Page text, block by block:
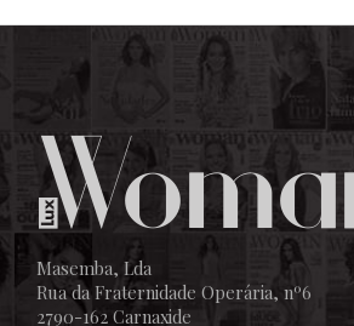
Masemba, Lda
Rua da Fraternidade Operária, nº6
2790-162 Carnaxide